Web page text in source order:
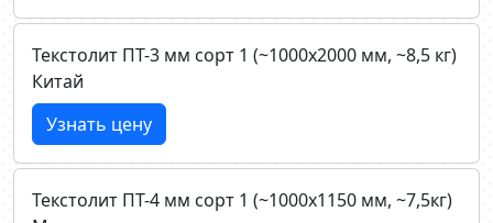
Текстолит ПТ-3 мм сорт 1 (~1000х2000 мм, ~8,5 кг)
Китай
Узнать цену
Текстолит ПТ-4 мм сорт 1 (~1000х1150 мм, ~7,5кг)